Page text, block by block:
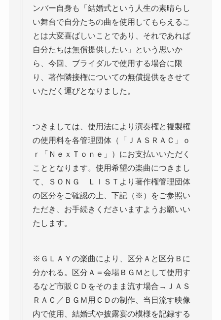
ンバー自身も「結婚式という人生の素晴らし
い舞台で自分たちの曲を使用してもらえるこ
とは大変喜ばしいことであり、それであれば
自分たちは無償提供したい」という思いか
ら、今回、ブライダルで使用する場合に限
り、著作隣接権についての無償提供をさせて
いただく運びとなりました。
つきましては、使用法により演奏権と複製権
の使用料を各管理団体（「ＪＡＳＲＡＣ」ｏ
ｒ「ＮｅｘＴｏｎｅ」）にお支払いいただく
こととなります。使用希望の楽曲につきまし
て、ＳＯＮＧ ＬＩＳＴより著作権管理団体
の区分をご確認の上、下記（※）をご参照い
ただき、お手続きくださいますようお願いい
たします。
※ＧＬＡＹの楽曲により、区分Ａと区分Ｂに
分かれる。区分Ａ＝会場ＢＧＭとして使用す
るなど市販ＣＤをそのまま流す場合→ＪＡＳ
ＲＡＣ／ＢＧＭ用ＣＤの制作、当日流す映像
内で使用、結婚式や披露宴の模様を記録する